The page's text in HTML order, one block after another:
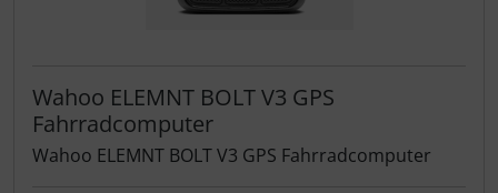
Wahoo ELEMNT BOLT V3 GPS
Fahrradcomputer
Wahoo ELEMNT BOLT V3 GPS Fahrradcomputer